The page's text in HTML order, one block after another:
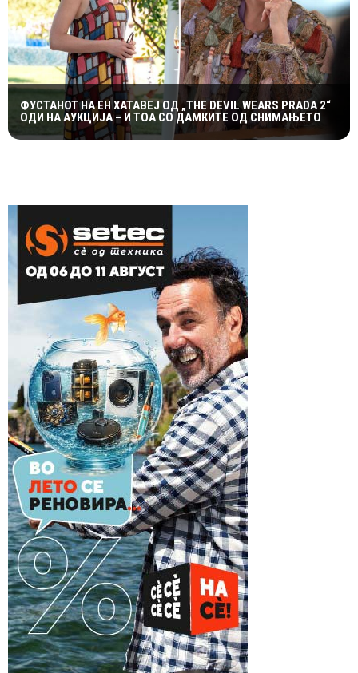
ФУСТАНОТ НА ЕН ХАТАВЕЈ ОД „THE DEVIL WEARS PRADA 2“
ОДИ НА АУКЦИЈА – И ТОА СО ДАМКИТЕ ОД СНИМАЊЕТО